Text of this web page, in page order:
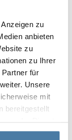
zu
anbieten
zu
zu Ihrer
für
Unsere
mit
bereitgestellt